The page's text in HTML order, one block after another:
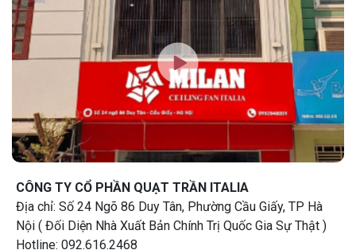
CÔNG TY CỔ PHẦN QUẠT TRẦN ITALIA
Địa chỉ: Số 24 Ngõ 86 Duy Tân, Phường Cầu Giấy, TP Hà
Nội ( Đối Diện Nhà Xuất Bản Chính Trị Quốc Gia Sự Thật )
Hotline: 092.616.2468